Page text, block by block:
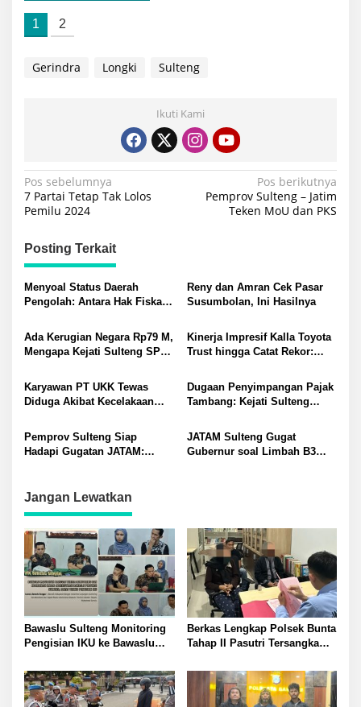
1 2
Gerindra Longki Sulteng
Ikuti Kami
Navigasi
pos
Pos sebelumnya
7 Partai Tetap Tak Lolos
Pemilu 2024
Pos berikutnya
Pemprov Sulteng – Jatim
Teken MoU dan PKS
Posting Terkait
Menyoal Status Daerah
Pengolah: Antara Hak Fiskal
Morowali-Morut
Reny dan Amran Cek Pasar
Susumbolan, Ini Hasilnya
Ada Kerugian Negara Rp79 M,
Mengapa Kejati Sulteng SP3
Dorong Kejagung Ambil Alih
Kinerja Impresif Kalla Toyota
Trust hingga Catat Rekor:
Baru Meningkat
Karyawan PT UKK Tewas
Diduga Akibat Kecelakaan
Anak yang Masih TK
Dugaan Penyimpangan Pajak
Tambang: Kejati Sulteng
sebagai Tersangka
Pemprov Sulteng Siap
Hadapi Gugatan JATAM:
B3 PT QMB dan Berkah
Morowali Sejahtera
JATAM Sulteng Gugat
Gubernur soal Limbah B3
Jangan Lewatkan
Bawaslu Sulteng Monitoring
Pengisian IKU ke Bawaslu
Akuntabilitas dan Kinerja
Kelembagaan
Berkas Lengkap Polsek Bunta
Tahap II Pasutri Tersangka
Banggai